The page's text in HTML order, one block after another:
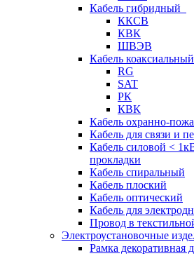
Кабель гибридный
ККСВ
КВК
ШВЭВ
Кабель коаксиальный
RG
SAT
РК
КВК
Кабель охранно-
Кабель для связи и
Кабель силовой <
прокладки
Кабель спиральный
Кабель плоский
Кабель оптический
Кабель для
Провод в
Электроустановочные
Рамка декоративная